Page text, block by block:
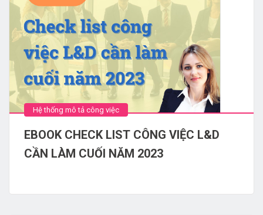
Hệ thống mô tả công việc
EBOOK CHECK LIST CÔNG VIỆC L&D
CẦN LÀM CUỐI NĂM 2023